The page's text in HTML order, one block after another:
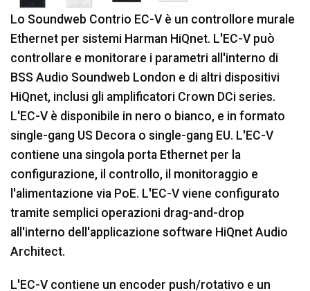
Lo Soundweb Contrio EC-V è un controllore murale
Ethernet per sistemi Harman HiQnet. L'EC-V può
controllare e monitorare i parametri all'interno di
BSS Audio Soundweb London e di altri dispositivi
HiQnet, inclusi gli amplificatori Crown DCi series.
L'EC-V è disponibile in nero o bianco, e in formato
single-gang US Decora o single-gang EU. L'EC-V
contiene una singola porta Ethernet per la
configurazione, il controllo, il monitoraggio e
l'alimentazione via PoE. L'EC-V viene configurato
tramite semplici operazioni drag-and-drop
all'interno dell'applicazione software HiQnet Audio
Architect.
L'EC-V contiene un encoder push/rotativo e un